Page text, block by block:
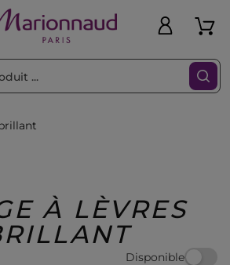
SOINS
Hommes Accessoires
À LÈVRES
Disponible
Filtres